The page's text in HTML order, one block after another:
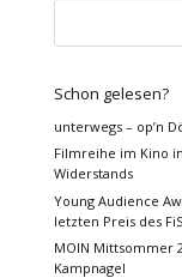
Schon gelesen?
unterwegs – op’n
Filmreihe im Kino
Widerstands
Young Audience
letzten Preis des
MOIN Mittsommer
Kampnagel